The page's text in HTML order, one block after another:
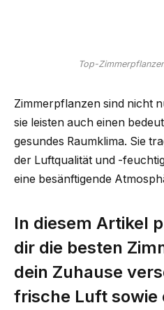
Top-
Zimmerpflanzen sind nicht
sie leisten auch einen
gesundes Raumklima. Sie
der Luftqualität und -
eine besänftigende
In diesem Artikel
dir die besten
dein Zuhause
frische Luft sowie